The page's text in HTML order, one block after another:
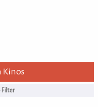
Kinos